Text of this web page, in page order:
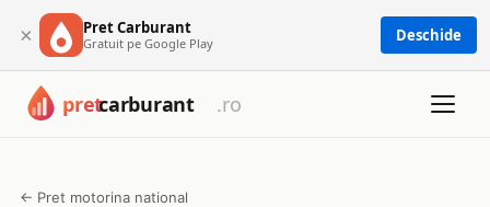
× Pret Carburant
Gratuit pe Google Play Deschide
← Pret motorina national